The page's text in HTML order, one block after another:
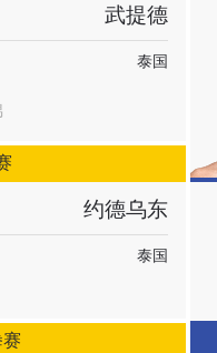
武提德
泰国
约德乌东
泰国
特别